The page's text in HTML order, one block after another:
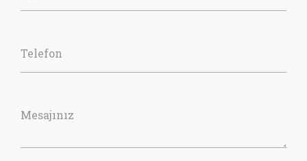
Telefon
Mesajınız